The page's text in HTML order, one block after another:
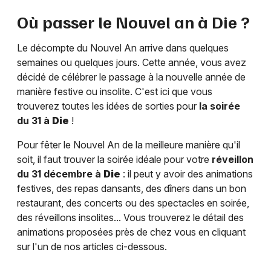
Où passer le Nouvel an à Die ?
Le décompte du Nouvel An arrive dans quelques
semaines ou quelques jours. Cette année, vous avez
décidé de célébrer le passage à la nouvelle année de
manière festive ou insolite. C'est ici que vous
trouverez toutes les idées de sorties pour la soirée
du 31 à Die !
Pour fêter le Nouvel An de la meilleure manière qu'il
soit, il faut trouver la soirée idéale pour votre réveillon
du 31 décembre à Die : il peut y avoir des animations
festives, des repas dansants, des dîners dans un bon
restaurant, des concerts ou des spectacles en soirée,
des réveillons insolites... Vous trouverez le détail des
animations proposées près de chez vous en cliquant
sur l'un de nos articles ci-dessous.